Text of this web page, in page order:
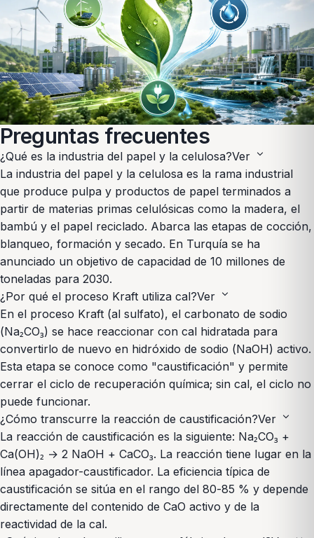
Preguntas frecuentes
¿Qué es la industria del papel y la celulosa?Ver expand_more
La industria del papel y la celulosa es la rama industrial
que produce pulpa y productos de papel terminados a
partir de materias primas celulósicas como la madera, el
bambú y el papel reciclado. Abarca las etapas de cocción,
blanqueo, formación y secado. En Turquía se ha
anunciado un objetivo de capacidad de 10 millones de
toneladas para 2030.
¿Por qué el proceso Kraft utiliza cal?Ver expand_more
En el proceso Kraft (al sulfato), el carbonato de sodio
(Na₂CO₃) se hace reaccionar con cal hidratada para
convertirlo de nuevo en hidróxido de sodio (NaOH) activo.
Esta etapa se conoce como "caustificación" y permite
cerrar el ciclo de recuperación química; sin cal, el ciclo no
puede funcionar.
¿Cómo transcurre la reacción de caustificación?Ver expand_more
La reacción de caustificación es la siguiente: Na₂CO₃ +
Ca(OH)₂ → 2 NaOH + CaCO₃. La reacción tiene lugar en la
línea apagador-caustificador. La eficiencia típica de
caustificación se sitúa en el rango del 80-85 % y depende
directamente del contenido de CaO activo y de la
reactividad de la cal.